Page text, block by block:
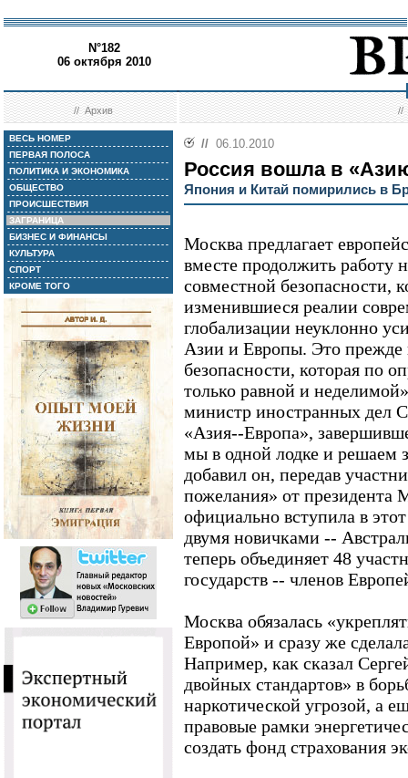
N°182
06 октября 2010
//Архив //
ВЕСЬ НОМЕР
ПЕРВАЯ ПОЛОСА
ПОЛИТИКА И ЭКОНОМИКА
ОБЩЕСТВО
ПРОИСШЕСТВИЯ
ЗАГРАНИЦА
БИЗНЕС И ФИНАНСЫ
КУЛЬТУРА
СПОРТ
КРОМЕ ТОГО
// 06.10.2010
Россия вошла в
Япония и Китай помирились в
Москва предлагает
вместе продолжить
совместной безопасности,
изменившиеся реалии
глобализации неуклонно
Азии и Европы. Это прежде
безопасности, которая по
только равной и
министр иностранных дел
«Азия--Европа»,
мы в одной лодке и решаем
добавил он, передав
пожелания» от президента
официально вступила в
двумя новичками --
теперь объединяет 48
государств -- членов
Москва обязалась
Европой» и сразу же
Например, как сказал
двойных стандартов» в
наркотической угрозой, а
правовые рамки
создать фонд страхования